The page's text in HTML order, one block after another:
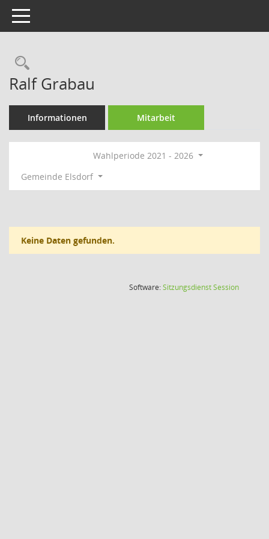
Toggle navigation
Rechercheauswahl
Ralf Grabau
Informationen Mitarbeit
Wahlperiode 2021 - 2026
Gemeinde Elsdorf
Keine Daten gefunden.
Software:SitzungsdienstSession(Wird in